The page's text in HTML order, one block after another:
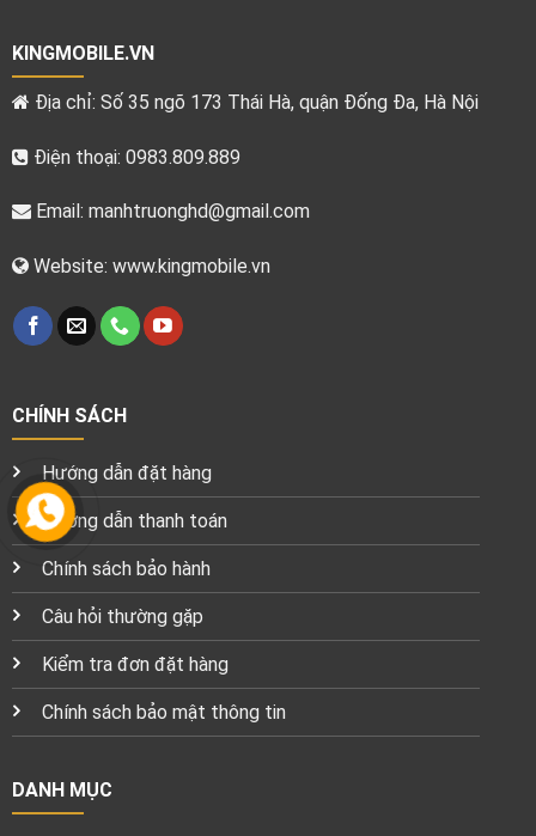
KINGMOBILE.VN
Địa chỉ: Số 35 ngõ 173 Thái Hà, quận Đống Đa, Hà Nội
Điện thoại: 0983.809.889
Email: manhtruonghd@gmail.com
Website: www.kingmobile.vn
CHÍNH SÁCH
Hướng dẫn đặt hàng
Hướng dẫn thanh toán
Chính sách bảo hành
Câu hỏi thường gặp
Kiểm tra đơn đặt hàng
Chính sách bảo mật thông tin
DANH MỤC